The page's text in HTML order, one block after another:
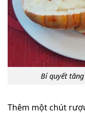
Bí quyết
Thêm một chút